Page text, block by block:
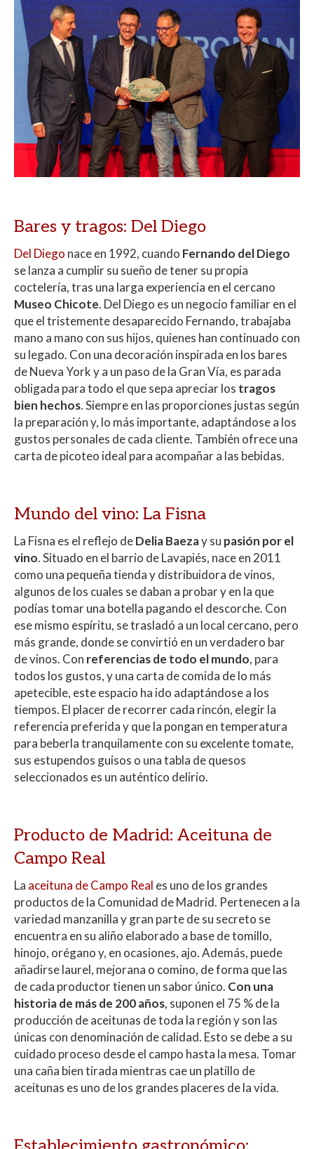
Bares y tragos: Del Diego
Del Diego nace en 1992, cuando Fernando del Diego
se lanza a cumplir su sueño de tener su propia
coctelería, tras una larga experiencia en el cercano
Museo Chicote. Del Diego es un negocio familiar en el
que el tristemente desaparecido Fernando, trabajaba
mano a mano con sus hijos, quienes han continuado con
su legado. Con una decoración inspirada en los bares
de Nueva York y a un paso de la Gran Vía, es parada
obligada para todo el que sepa apreciar los tragos
bien hechos. Siempre en las proporciones justas según
la preparación y, lo más importante, adaptándose a los
gustos personales de cada cliente. También ofrece una
carta de picoteo ideal para acompañar a las bebidas.
Mundo del vino: La Fisna
La Fisna es el reflejo deDelia Baezay su pasión por el
vino. Situado en el barrio de Lavapiés, nace en 2011
como una pequeña tienda y distribuidora de vinos,
algunos de los cuales se daban a probar y en la que
podías tomar una botella pagando el descorche. Con
ese mismo espíritu, se trasladó a un local cercano, pero
más grande, donde se convirtió en un verdadero bar
de vinos. Con referencias de todo el mundo, para
todos los gustos, y una carta de comida de lo más
apetecible, este espacio ha ido adaptándose a los
tiempos. El placer de recorrer cada rincón, elegir la
referencia preferida y que la pongan en temperatura
para beberla tranquilamente con su excelente tomate,
sus estupendos guisos o una tabla de quesos
seleccionados es un auténtico delirio.
Producto de Madrid: Aceituna de
Campo Real
La aceituna de Campo Real es uno de los grandes
productos de la Comunidad de Madrid. Pertenecen a la
variedad manzanilla y gran parte de su secreto se
encuentra en su aliño elaborado a base de tomillo,
hinojo, orégano y, en ocasiones, ajo. Además, puede
añadirse laurel, mejorana o comino, de forma que las
de cada productor tienen un sabor único. Con una
historia de más de 200 años, suponen el 75 % de la
producción de aceitunas de toda la región y son las
únicas con denominación de calidad. Esto se debe a su
cuidado proceso desde el campo hasta la mesa. Tomar
una caña bien tirada mientras cae un platillo de
aceitunas es uno de los grandes placeres de la vida.